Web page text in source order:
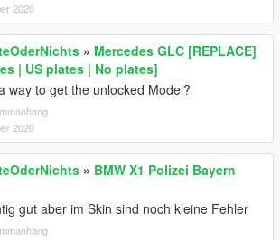
2020
» Mercedes GLC [REPLACE]
| US plates | No plates]
way to get the unlocked Model?
2020
» BMW X1 Polizei Bayern
gut aber im Skin sind noch kleine Fehler